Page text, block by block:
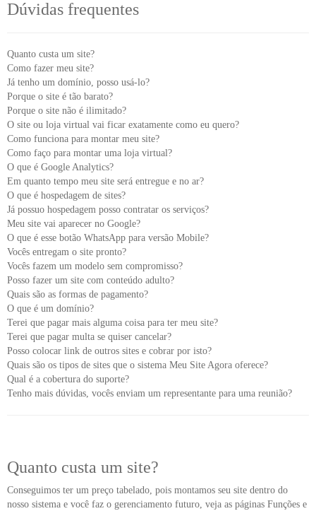
Dúvidas frequentes
Quanto custa um site?
Como fazer meu site?
Já tenho um domínio, posso usá-lo?
Porque o site é tão barato?
Porque o site não é ilimitado?
O site ou loja virtual vai ficar exatamente como eu quero?
Como funciona para montar meu site?
Como faço para montar uma loja virtual?
O que é Google Analytics?
Em quanto tempo meu site será entregue e no ar?
O que é hospedagem de sites?
Já possuo hospedagem posso contratar os serviços?
Meu site vai aparecer no Google?
O que é esse botão WhatsApp para versão Mobile?
Vocês entregam o site pronto?
Vocês fazem um modelo sem compromisso?
Posso fazer um site com conteúdo adulto?
Quais são as formas de pagamento?
O que é um domínio?
Terei que pagar mais alguma coisa para ter meu site?
Terei que pagar multa se quiser cancelar?
Posso colocar link de outros sites e cobrar por isto?
Quais são os tipos de sites que o sistema Meu Site Agora oferece?
Qual é a cobertura do suporte?
Tenho mais dúvidas, vocês enviam um representante para uma reunião?
Quanto custa um site?
Conseguimos ter um preço tabelado, pois montamos seu site dentro do
nosso sistema e você faz o gerenciamento futuro, veja as páginas Funções e